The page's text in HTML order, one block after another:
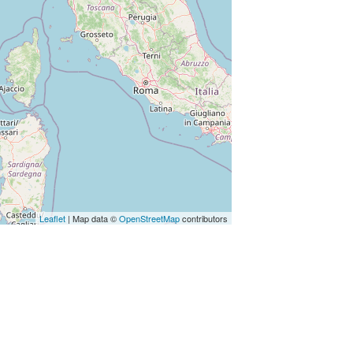
Leaflet | Map data ©OpenStreetMapcontributors